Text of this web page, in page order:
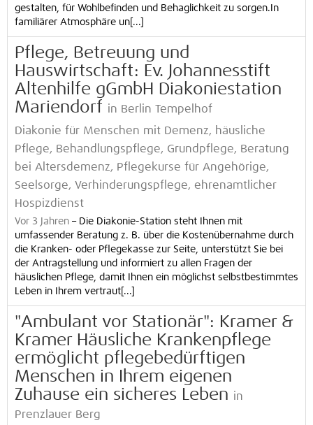
gestalten, für Wohlbefinden und Behaglichkeit zu sorgen.In
familiärer Atmosphäre un[...]
Pflege, Betreuung und
Hauswirtschaft: Ev. Johannesstift
Altenhilfe gGmbH Diakoniestation
Mariendorf in Berlin Tempelhof
Diakonie für Menschen mit Demenz, häusliche
Pflege, Behandlungspflege, Grundpflege, Beratung
bei Altersdemenz, Pflegekurse für Angehörige,
Seelsorge, Verhinderungspflege, ehrenamtlicher
Hospizdienst
Vor 3 Jahren – Die Diakonie-Station steht Ihnen mit
umfassender Beratung z. B. über die Kostenübernahme durch
die Kranken- oder Pflegekasse zur Seite, unterstützt Sie bei
der Antragstellung und informiert zu allen Fragen der
häuslichen Pflege, damit Ihnen ein möglichst selbstbestimmtes
Leben in Ihrem vertraut[...]
"Ambulant vor Stationär": Kramer &
Kramer Häusliche Krankenpflege
ermöglicht pflegebedürftigen
Menschen in Ihrem eigenen
Zuhause ein sicheres Leben in
Prenzlauer Berg